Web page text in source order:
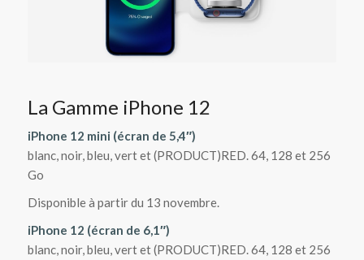
La Gamme iPhone 12
iPhone 12 mini (écran de 5,4″)
blanc, noir, bleu, vert et (PRODUCT)RED. 64, 128 et 256
Go
Disponible à partir du 13 novembre.
iPhone 12 (écran de 6,1″)
blanc, noir, bleu, vert et (PRODUCT)RED. 64, 128 et 256